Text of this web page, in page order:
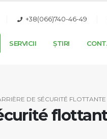
+38(066)740-46-49
SERVICII ȘTIRI
DE SÉCURITÉ FLOTTANTE